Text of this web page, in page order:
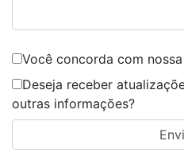
Você concorda com nossa
Deseja receber
outras informações?